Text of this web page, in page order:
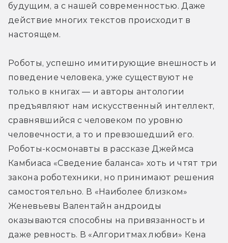
будущим, а с нашей современностью. Даже
действие многих текстов происходит в
настоящем.
Роботы, успешно имитирующие внешность и
поведение человека, уже существуют не
только в книгах — и авторы антологии
предъявляют нам искусственный интеллект,
сравнявшийся с человеком по уровню
человечности, а то и превзошедший его.
Роботы-космонавты в рассказе Джеймса
Камбиаса «Сведение баланса» хоть и чтят три
закона роботехники, но принимают решения
самостоятельно. В «Наиболее близком»
Женевьевы Валентайн андроиды
оказываются способны на привязанность и
даже ревность. В «Алгоритмах любви» Кена